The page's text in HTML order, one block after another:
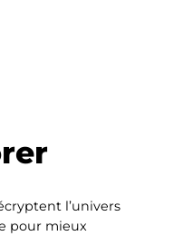
l’univers
pour mieux